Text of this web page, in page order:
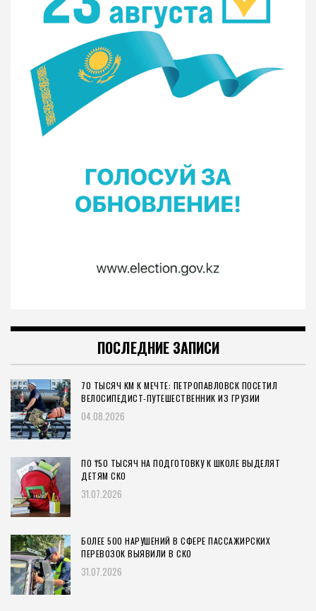
ПОСЛЕДНИЕ ЗАПИСИ
70 ТЫСЯЧ КМ К МЕЧТЕ: ПЕТРОПАВЛОВСК ПОСЕТИЛ
ВЕЛОСИПЕДИСТ-ПУТЕШЕСТВЕННИК ИЗ ГРУЗИИ
04.08.2026
ПО ₸50 ТЫСЯЧ НА ПОДГОТОВКУ К ШКОЛЕ ВЫДЕЛЯТ
ДЕТЯМ СКО
31.07.2026
БОЛЕЕ 500 НАРУШЕНИЙ В СФЕРЕ ПАССАЖИРСКИХ
ПЕРЕВОЗОК ВЫЯВИЛИ В СКО
31.07.2026